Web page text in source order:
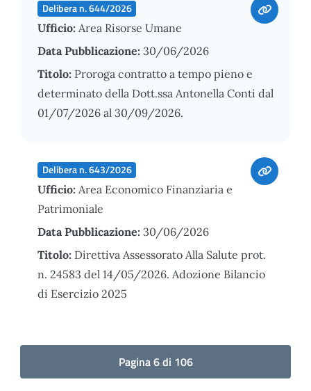
Delibera n. 644/2026
Ufficio: Area Risorse Umane
Data Pubblicazione: 30/06/2026
Titolo: Proroga contratto a tempo pieno e
determinato della Dott.ssa Antonella Conti dal
01/07/2026 al 30/09/2026.
Delibera n. 643/2026
Ufficio: Area Economico Finanziaria e
Patrimoniale
Data Pubblicazione: 30/06/2026
Titolo: Direttiva Assessorato Alla Salute prot.
n. 24583 del 14/05/2026. Adozione Bilancio
di Esercizio 2025
Pagina 6 di 106